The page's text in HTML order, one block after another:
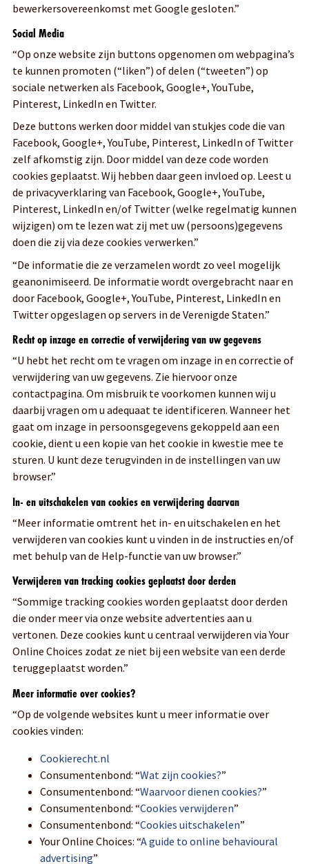
bewerkersovereenkomst met Google gesloten.”
Social Media
“Op onze website zijn buttons opgenomen om webpagina’s
te kunnen promoten (“liken”) of delen (“tweeten”) op
sociale netwerken als Facebook, Google+, YouTube,
Pinterest, LinkedIn en Twitter.
Deze buttons werken door middel van stukjes code die van
Facebook, Google+, YouTube, Pinterest, LinkedIn of Twitter
zelf afkomstig zijn. Door middel van deze code worden
cookies geplaatst. Wij hebben daar geen invloed op. Leest u
de privacyverklaring van Facebook, Google+, YouTube,
Pinterest, LinkedIn en/of Twitter (welke regelmatig kunnen
wijzigen) om te lezen wat zij met uw (persoons)gegevens
doen die zij via deze cookies verwerken.”
“De informatie die ze verzamelen wordt zo veel mogelijk
geanonimiseerd. De informatie wordt overgebracht naar en
door Facebook, Google+, YouTube, Pinterest, LinkedIn en
Twitter opgeslagen op servers in de Verenigde Staten.”
Recht op inzage en correctie of verwijdering van uw gegevens
“U hebt het recht om te vragen om inzage in en correctie of
verwijdering van uw gegevens. Zie hiervoor onze
contactpagina. Om misbruik te voorkomen kunnen wij u
daarbij vragen om u adequaat te identificeren. Wanneer het
gaat om inzage in persoonsgegevens gekoppeld aan een
cookie, dient u een kopie van het cookie in kwestie mee te
sturen. U kunt deze terugvinden in de instellingen van uw
browser.”
In- en uitschakelen van cookies en verwijdering daarvan
“Meer informatie omtrent het in- en uitschakelen en het
verwijderen van cookies kunt u vinden in de instructies en/of
met behulp van de Help-functie van uw browser.”
Verwijderen van tracking cookies geplaatst door derden
“Sommige tracking cookies worden geplaatst door derden
die onder meer via onze website advertenties aan u
vertonen. Deze cookies kunt u centraal verwijderen via Your
Online Choices zodat ze niet bij een website van een derde
teruggeplaatst worden.”
Meer informatie over cookies?
“Op de volgende websites kunt u meer informatie over
cookies vinden:
Cookierecht.nl
Consumentenbond: “Wat zijn cookies?”
Consumentenbond: “Waarvoor dienen cookies?”
Consumentenbond: “Cookies verwijderen”
Consumentenbond: “Cookies uitschakelen”
Your Online Choices: “A guide to online behavioural
advertising”